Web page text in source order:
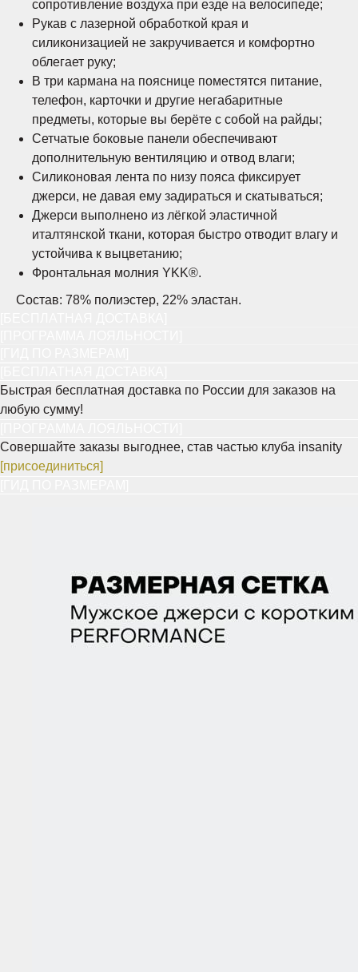
сопротивление воздуха при езде на велосипеде;
Рукав с лазерной обработкой края и
силиконизацией не закручивается и комфортно
облегает руку;
В три кармана на пояснице поместятся питание,
телефон, карточки и другие негабаритные
предметы, которые вы берёте с собой на райды;
Сетчатые боковые панели обеспечивают
дополнительную вентиляцию и отвод влаги;
Силиконовая лента по низу пояса фиксирует
джерси, не давая ему задираться и скатываться;
Джерси выполнено из лёгкой эластичной
италтянской ткани, которая быстро отводит влагу и
устойчива к выцветанию;
Фронтальная молния YKK®.
Состав: 78% полиэстер, 22% эластан.
Быстрая бесплатная доставка по России для заказов на
любую сумму!
Совершайте заказы выгоднее, став частью клуба insanity
[присоединиться]